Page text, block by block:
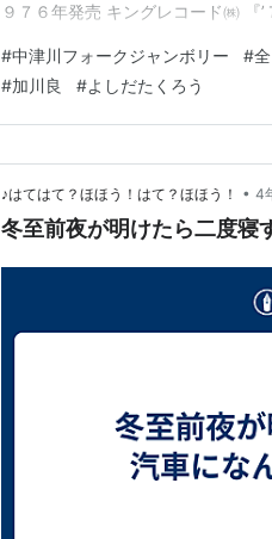
９７６年発売 キングレコード㈱ 『
㈱ 中津川フォークジャンボリーに
#中津川フォークジャンボリー #
#加川良 #よしだたくろう
♪はてはて？ほほう！はて？ほほう！ • 4
冬至前夜が明けたら二度寝